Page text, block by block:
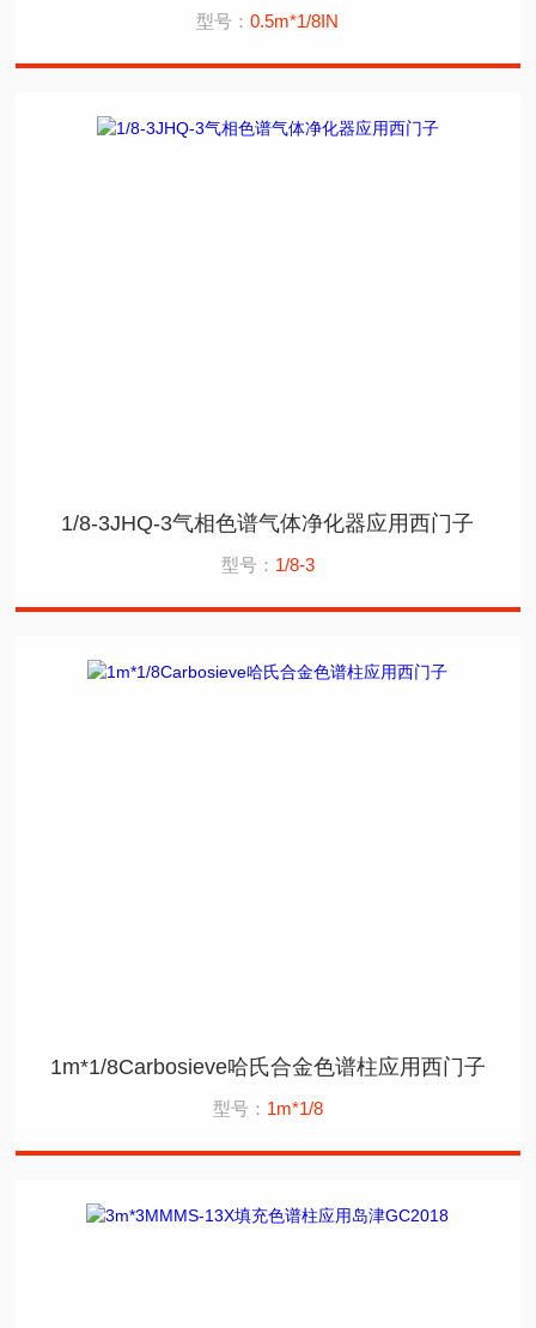
型号：0.5m*1/8IN
1/8-3JHQ-3气相色谱气体净化器应用西门子
型号： 1/8-3
1m*1/8Carbosieve哈氏合金色谱柱应用西门子
型号： 1m*1/8